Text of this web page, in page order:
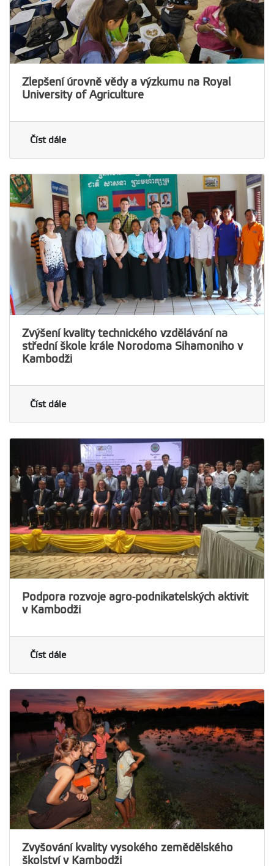
Zlepšení úrovně vědy a výzkumu na Royal
University of Agriculture
Číst dále
Zvýšení kvality technického vzdělávání na
střední škole krále Norodoma Sihamoniho v
Kambodži
Číst dále
Podpora rozvoje agro-podnikatelských aktivit
v Kambodži
Číst dále
Zvyšování kvality vysokého zemědělského
školství v Kambodži